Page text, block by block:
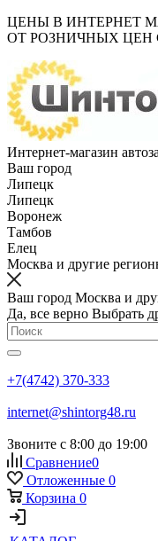
ЦЕНЫ В ИНТЕРНЕТ
ОТ РОЗНИЧНЫХ ЦЕН
Интернет-магазин
Ваш город
Липецк
Липецк
Воронеж
Тамбов
Елец
Москва и другие
Ваш город Москва и
Да, все верно Выбрать
+7(4742) 370-333
internet@shintorg48.ru
Звоните с 8:00 до 19:00
Сравнение0
Отложенные 0
Корзина 0